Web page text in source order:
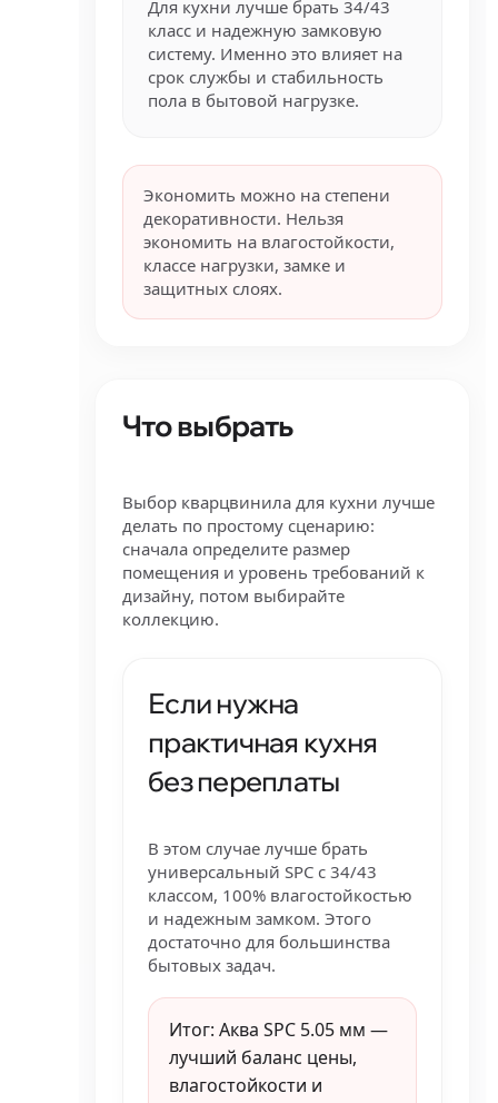
Для кухни лучше брать 34/43
класс и надежную замковую
систему. Именно это влияет на
срок службы и стабильность
пола в бытовой нагрузке.
Экономить можно на степени
декоративности. Нельзя
экономить на влагостойкости,
классе нагрузки, замке и
защитных слоях.
Что выбрать
Выбор кварцвинила для кухни лучше
делать по простому сценарию:
сначала определите размер
помещения и уровень требований к
дизайну, потом выбирайте
коллекцию.
Если нужна
практичная кухня
без переплаты
В этом случае лучше брать
универсальный SPC с 34/43
классом, 100% влагостойкостью
и надежным замком. Этого
достаточно для большинства
бытовых задач.
Итог: Аква SPC 5.05 мм —
лучший баланс цены,
влагостойкости и